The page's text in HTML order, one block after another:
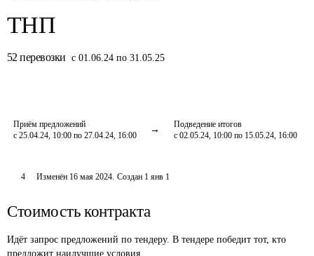
ТНП
52 перевозки с 01.06.24 по 31.05.25
Приём предложений
с 25.04.24, 10:00 по 27.04.24, 16:00
Подведение итогов
с 02.05.24, 10:00 по 15.05.24, 16:00
4 Изменён 16 мая 2024. Создан 1 янв 1
Стоимость контракта
Идёт запрос предложений по тендеру. В тендере победит тот, кто
предложит наилучшие условия.